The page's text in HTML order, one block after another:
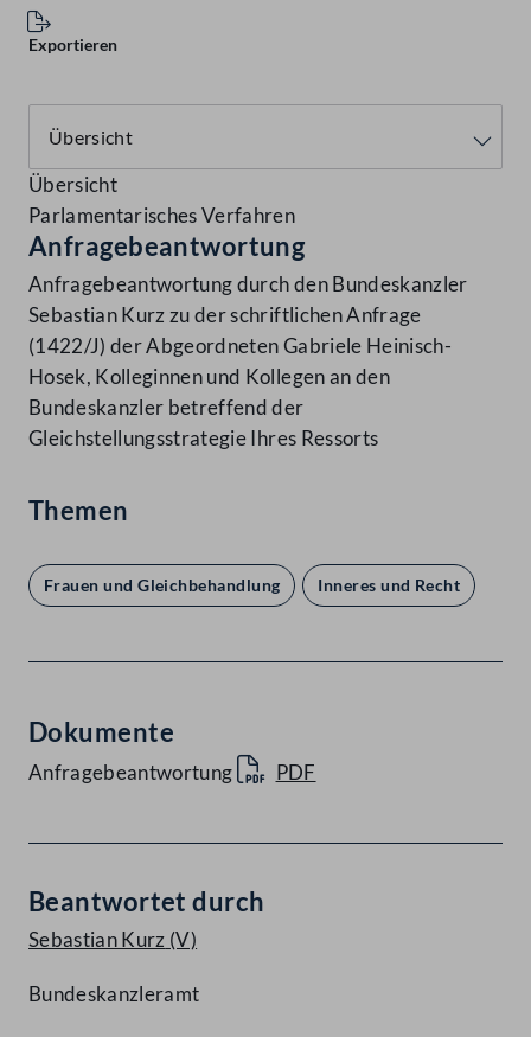
Exportieren
Übersicht
Parlamentarisches Verfahren
Anfragebeantwortung
Anfragebeantwortung durch den Bundeskanzler
Sebastian Kurz zu der schriftlichen Anfrage
(1422/J) der Abgeordneten Gabriele Heinisch-
Hosek, Kolleginnen und Kollegen an den
Bundeskanzler betreffend der
Gleichstellungsstrategie Ihres Ressorts
Themen
Frauen und Gleichbehandlung Inneres und Recht
Dokumente
Anfragebeantwortung PDF
Beantwortet durch
Sebastian Kurz (V)
Bundeskanzleramt